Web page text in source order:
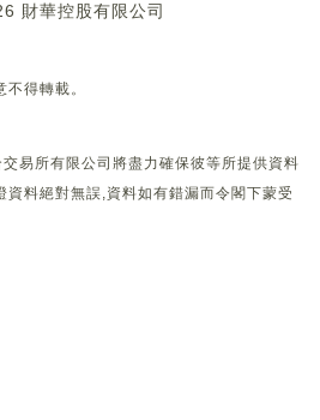
財華控股有限公司
得轉載。
易所有限公司將盡力確保彼等所提供資料
資料絕對無誤,資料如有錯漏而令閣下蒙受